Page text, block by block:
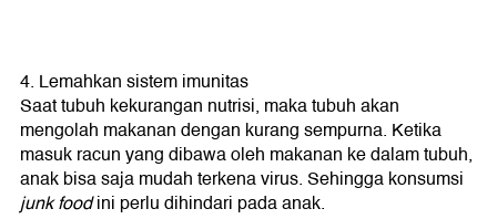
4. Lemahkan sistem imunitas
Saat tubuh kekurangan nutrisi, maka tubuh akan
mengolah makanan dengan kurang sempurna. Ketika
masuk racun yang dibawa oleh makanan ke dalam tubuh,
anak bisa saja mudah terkena virus. Sehingga konsumsi
junk foodini perlu dihindari pada anak.